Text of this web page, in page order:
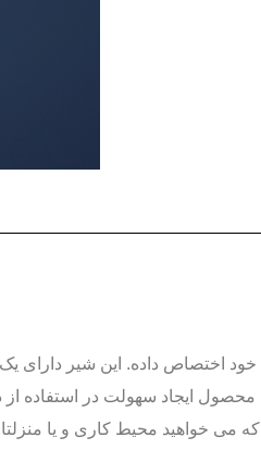
اختصاص داده. این شیر دارای
محصول ایجاد سهولت در
می خواهید محیط کاری و یا